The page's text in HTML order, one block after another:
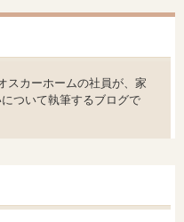
スカーホームの社員が、家
ついて執筆するブログで